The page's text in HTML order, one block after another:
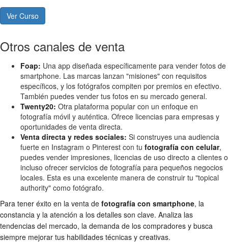
Ver Curso
Otros canales de venta
Foap: Una app diseñada específicamente para vender fotos de
smartphone. Las marcas lanzan "misiones" con requisitos
específicos, y los fotógrafos compiten por premios en efectivo.
También puedes vender tus fotos en su mercado general.
Twenty20: Otra plataforma popular con un enfoque en
fotografía móvil y auténtica. Ofrece licencias para empresas y
oportunidades de venta directa.
Venta directa y redes sociales: Si construyes una audiencia
fuerte en Instagram o Pinterest con tu fotografía con celular,
puedes vender impresiones, licencias de uso directo a clientes o
incluso ofrecer servicios de fotografía para pequeños negocios
locales. Esta es una excelente manera de construir tu "topical
authority" como fotógrafo.
Para tener éxito en la venta de fotografía con smartphone, la
constancia y la atención a los detalles son clave. Analiza las
tendencias del mercado, la demanda de los compradores y busca
siempre mejorar tus habilidades técnicas y creativas.